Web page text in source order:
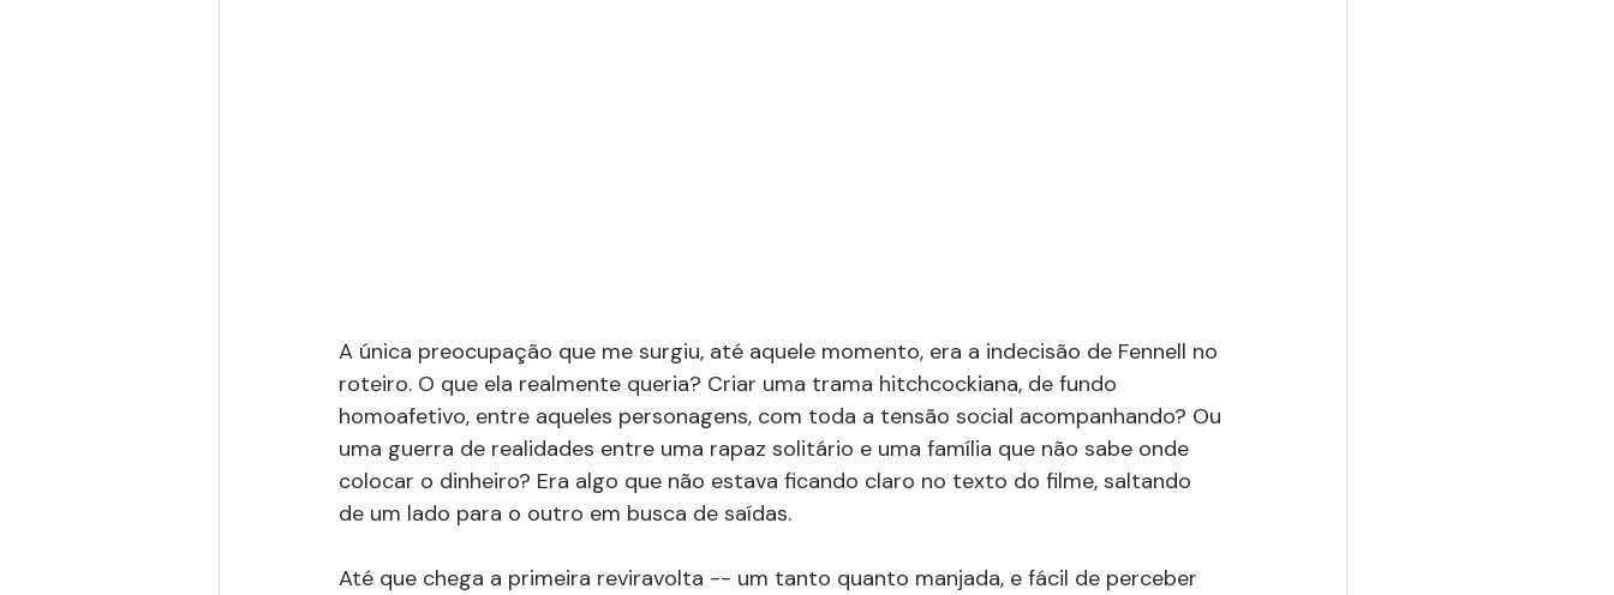
A única preocupação que me surgiu, até aquele momento, era a indecisão de Fennell no
roteiro. O que ela realmente queria? Criar uma trama hitchcockiana, de fundo
homoafetivo, entre aqueles personagens, com toda a tensão social acompanhando? Ou
uma guerra de realidades entre uma rapaz solitário e uma família que não sabe onde
colocar o dinheiro? Era algo que não estava ficando claro no texto do filme, saltando
de um lado para o outro em busca de saídas.
Até que chega a primeira reviravolta -- um tanto quanto manjada, e fácil de perceber